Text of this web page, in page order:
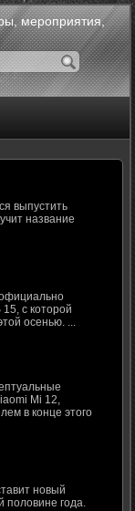
мероприятия,
выпустить
название
с которой
будут запущены смартфоны линейки iPhone 13 этой осенью. ...
Mi 12,
в конце этого
новый
половине года.